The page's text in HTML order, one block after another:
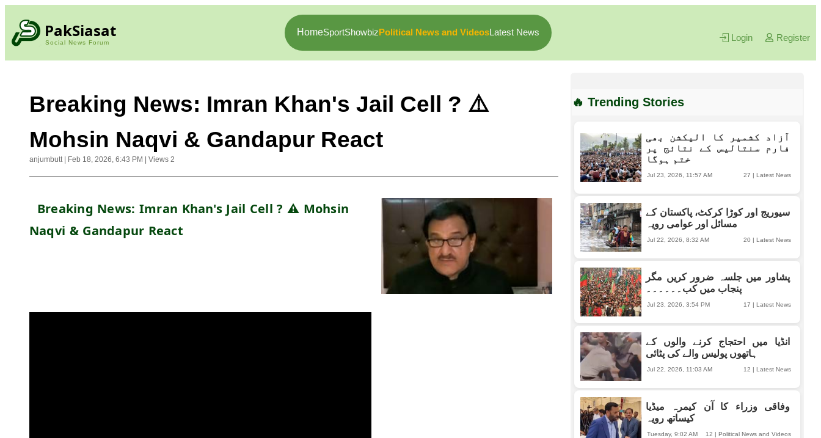
PakSiasat
Social News Forum
HomeSportShowbizPolitical News and VideosLatest News
Login Register
Breaking News: Imran Khan's Jail Cell ? ⚠️
Mohsin Naqvi & Gandapur React
anjumbutt| Feb 18, 2026, 6:43 PM Views 2
Breaking News: Imran Khan's Jail Cell ? ⚠️ Mohsin
Naqvi & Gandapur React
🔥 Trending Stories
آزاد کشمیر کا الیکشن بھی
فارم سنتالیس کے نتائج پر
ختم ہوگا
27 | Latest News
Jul 23, 2026, 11:57 AM
سیوریج اور کوڑا کرکٹ، پاکستان کے
مسائل اور عوامی رویہ
20 | Latest News
Jul 22, 2026, 8:32 AM
پشاور میں جلسہ ضرور کریں مگر
پنجاب میں کب۔۔۔۔۔۔
17 | Latest News
Jul 23, 2026, 3:54 PM
انڈیا میں احتجاج کرنے والوں کے
ہاتھوں پولیس والے کی پٹائی
12 | Latest News
Jul 22, 2026, 11:03 AM
وفاقی وزراء کا آن کیمرہ میڈیا
کیساتھ رویہ
12 | Political News and Videos
Tuesday, 9:02 AM